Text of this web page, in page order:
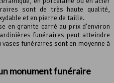
sont de très haute qualité,
et en pierre de taille.
en granite carré au prix d’environ
funéraires peut atteindre
funéraires sont en moyenne à
monument funéraire